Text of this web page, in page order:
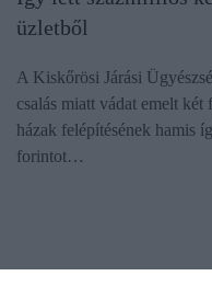
üzletből
A Kiskőrösi Járási
csalás miatt vádat emelt
házak felépítésének hamis
forintot…